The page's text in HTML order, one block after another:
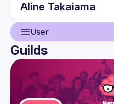
Aline Takaiama
User
User
Events
Guilds
Guilds